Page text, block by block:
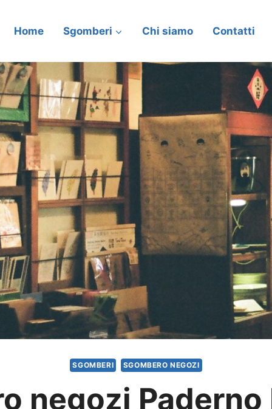
Home Sgomberi Chi siamo Contatti
SGOMBERI SGOMBERO NEGOZI
negozi Paderno